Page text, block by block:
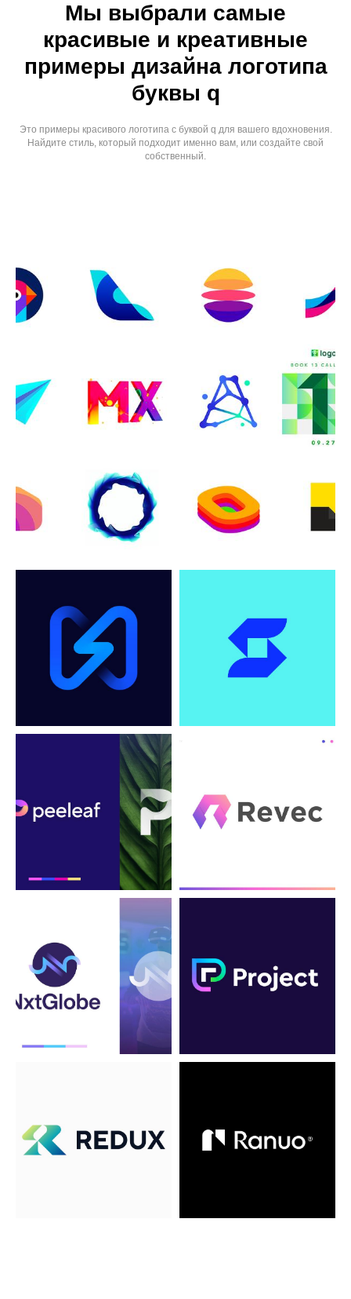
Мы выбрали самые
красивые и креативные
примеры дизайна логотипа
буквы q
Это примеры красивого логотипа с буквой q для вашего вдохновения.
Найдите стиль, который подходит именно вам, или создайте свой
собственный.